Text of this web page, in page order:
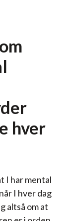
hver
I har mental
I hver dag
altså om at